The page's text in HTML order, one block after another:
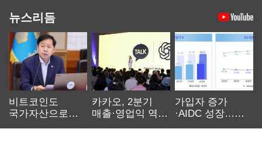
뉴스리듬
비트코인도
국가자산으로…'
카카오, 2분기
매출·영업익 역대
가입자 증가
·AIDC 성장…